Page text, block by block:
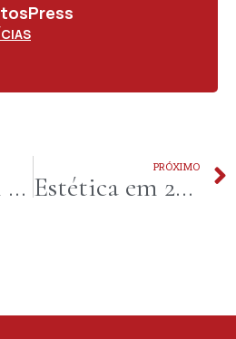
Viagens com pets no carro exige atenção às regras para evitar multas e até crime
PRÓXIMO
Estética em 2026 aposta em naturalidade, tecnologia avançada e recuperação mais rápida